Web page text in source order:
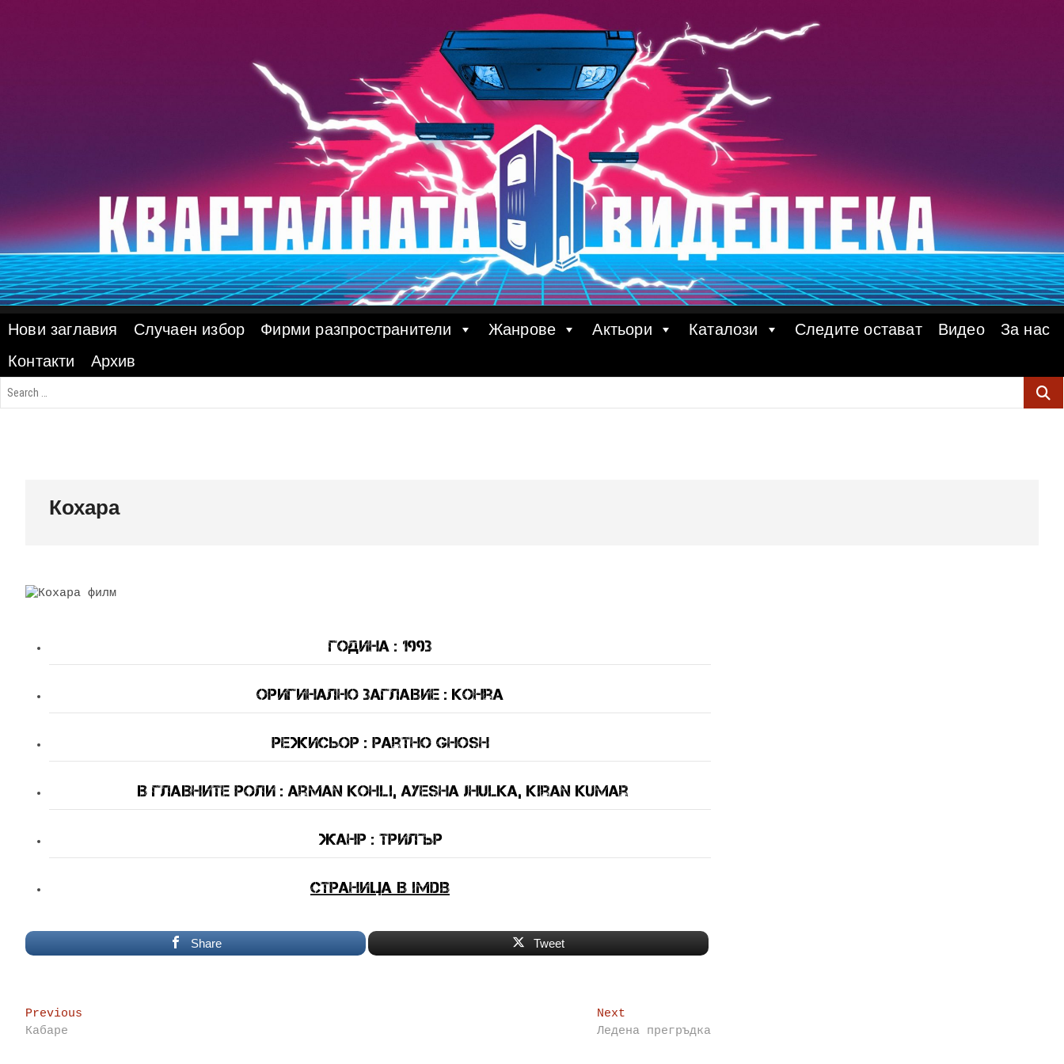
Нови заглавия Случаен избор Фирми разпространители Жанрове Актьори Каталози Следите остават Видео
За нас
Контакти
Архив
Кохара
Година : 1993
Оригинално Заглавие : Kohra
Режисьор : Partho Ghosh
В Главните Роли : Arman Kohli, Ayesha Jhulka, Kiran Kumar
Жанр : трилър
Страница в IMDB
Share Tweet
Post
navigation
Previous
Кабаре
Next
post:
Ледена прегръдка